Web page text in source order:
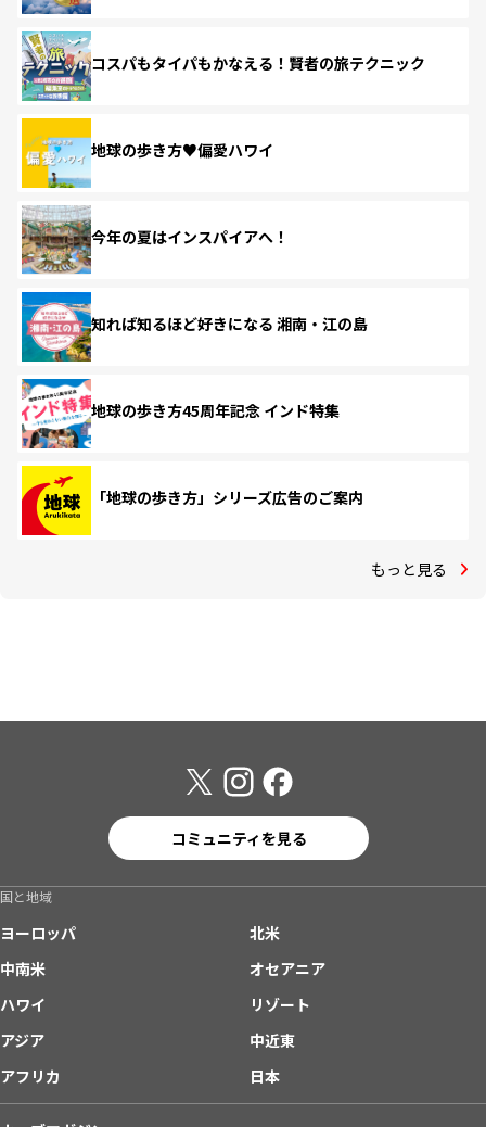
コスパもタイパもかなえる！賢者の旅テクニック
地球の歩き方♥偏愛ハワイ
今年の夏はインスパイアへ！
知れば知るほど好きになる 湘南・江の島
地球の歩き方45周年記念 インド特集
「地球の歩き方」シリーズ広告のご案内
もっと見る
コミュニティを見る
国と地域
ヨーロッパ
北米
中南米
オセアニア
ハワイ
リゾート
アジア
中近東
アフリカ
日本